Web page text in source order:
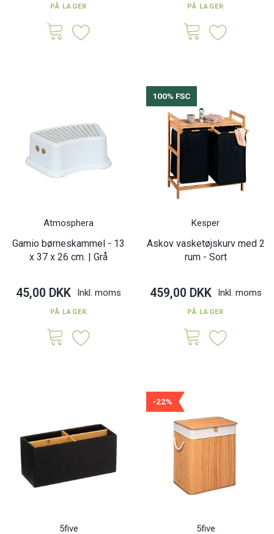
PÅ LAGER PÅ LAGER
Atmosphera
Gamio børneskammel - 13
x 37 x 26 cm. | Grå
45,00 DKK Inkl. moms
PÅ LAGER
100% FSC
Kesper
Askov vasketøjskurv med 2
rum - Sort
459,00 DKK Inkl. moms
PÅ LAGER
5five
-22%
5five